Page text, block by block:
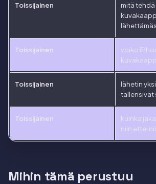
Toissijainen
mitä
Toissijainen
voiko
Toissijainen
lähetin
tallensivat
Toissijainen
kuinka
niin ettei
Mihin tämä perustuu